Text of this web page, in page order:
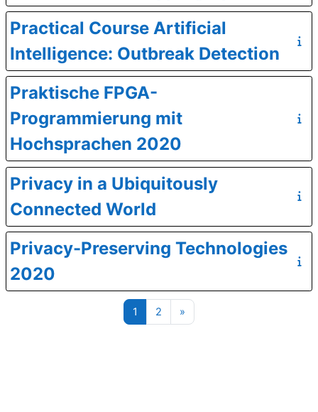
Practical Course Artificial
Intelligence: Outbreak Detection
Praktische FPGA-
Programmierung mit
Hochsprachen 2020
Privacy in a Ubiquitously
Connected World
Privacy-Preserving Technologies
2020
1 Seite 1
2 Seite 2
»